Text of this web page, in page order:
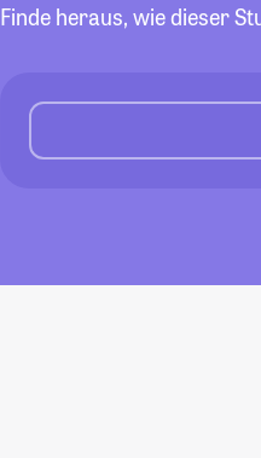
Finde heraus, wie dieser